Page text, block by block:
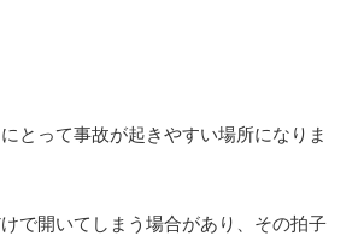
とって事故が起きやすい場所になりま
で開いてしまう場合があり、その拍子